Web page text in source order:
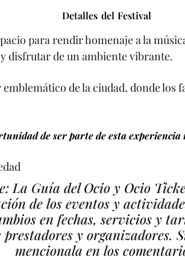
Detalles del Festival
para rendir homenaje a la
disfrutar de un ambiente vibrante.
emblemático de la ciudad, donde los
de ser parte de esta
La Guía del Ocio y Ocio
de los eventos y
en fechas, servicios y
prestadores y organizadores.
mencionala en los